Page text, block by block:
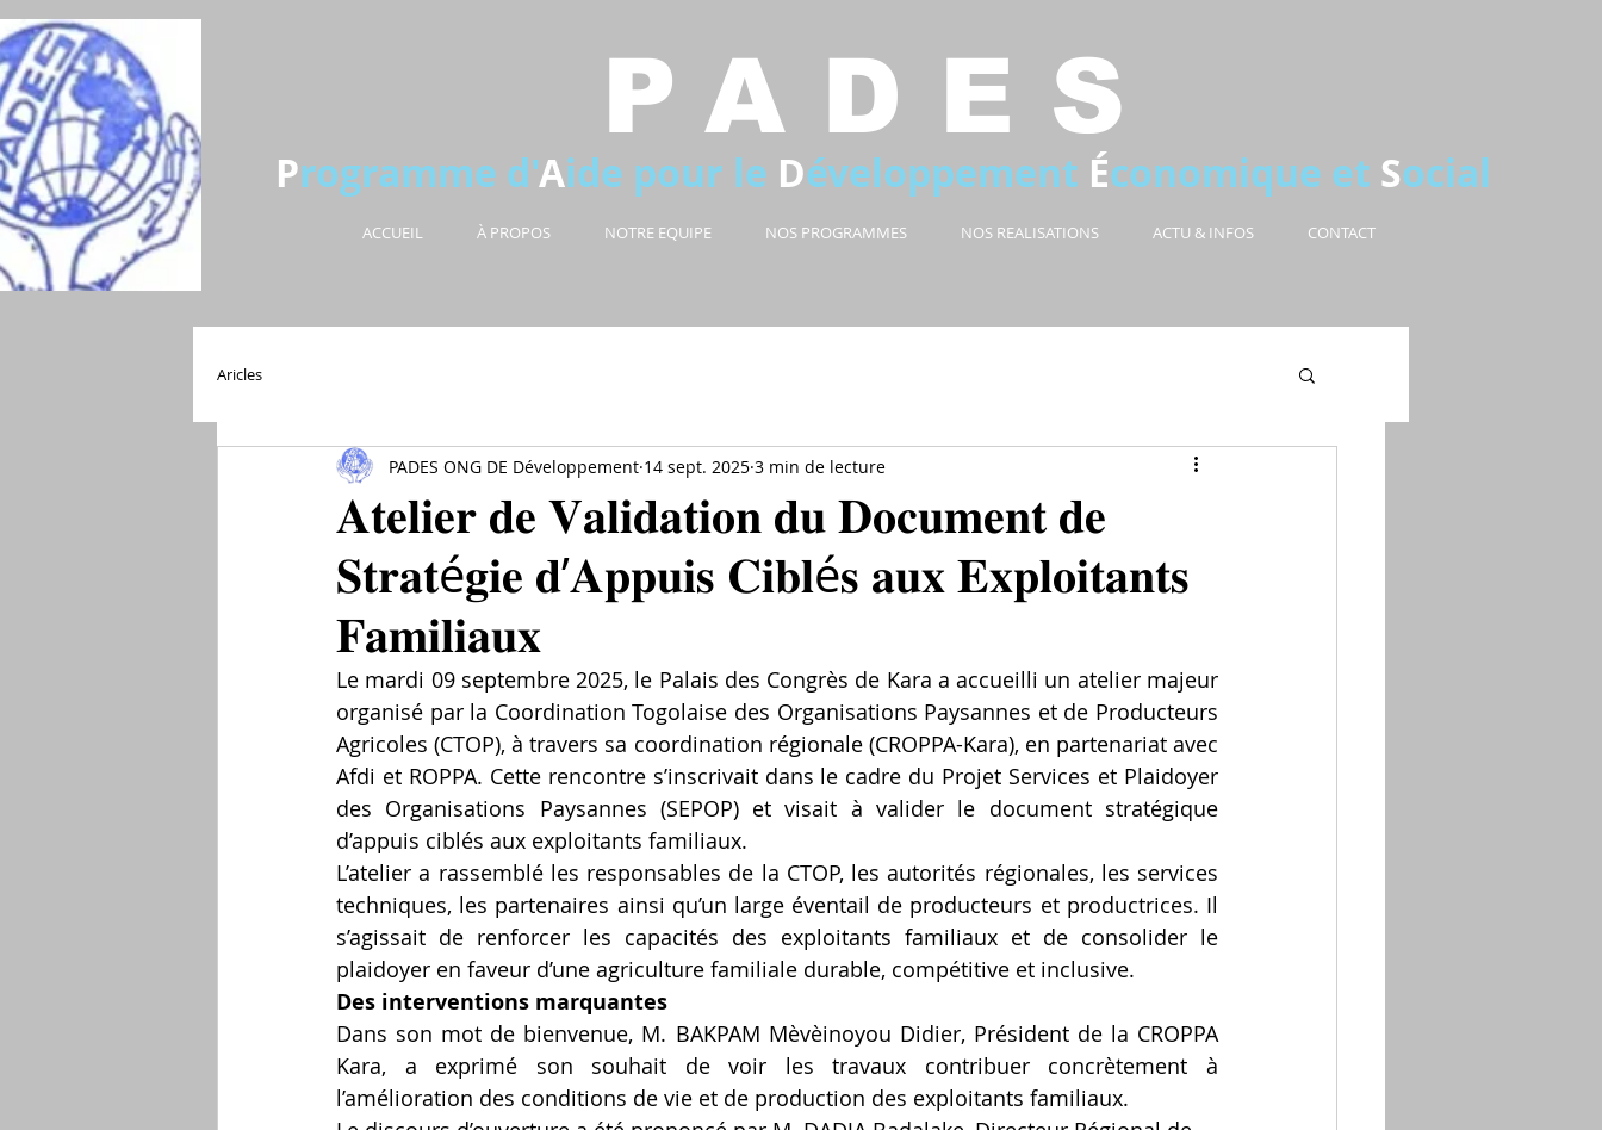
PADES
Programme d'Aide pour le Développement Économique et Social
ACCUEIL À PROPOS NOTRE EQUIPE NOS PROGRAMMES NOS REALISATIONS ACTU & INFOS CONTACT
Aricles
𝐀𝐭𝐞𝐥𝐢𝐞𝐫 𝐝𝐞 𝐕𝐚𝐥𝐢𝐝𝐚𝐭𝐢𝐨𝐧 𝐝𝐮 𝐃𝐨𝐜𝐮𝐦𝐞𝐧𝐭 𝐝𝐞
𝐒𝐭𝐫𝐚𝐭é𝐠𝐢𝐞 𝐝’𝐀𝐩𝐩𝐮𝐢𝐬 𝐂𝐢𝐛𝐥é𝐬 𝐚𝐮𝐱 𝐄𝐱𝐩𝐥𝐨𝐢𝐭𝐚𝐧𝐭𝐬
𝐅𝐚𝐦𝐢𝐥𝐢𝐚𝐮𝐱
PADES ONG DE Développement 14 sept. 2025 3 min de lecture
Le mardi 09 septembre 2025, le Palais des Congrès de Kara a accueilli un atelier majeur
organisé par la Coordination Togolaise des Organisations Paysannes et de Producteurs
Agricoles (CTOP), à travers sa coordination régionale (CROPPA-Kara), en partenariat avec
Afdi et ROPPA. Cette rencontre s’inscrivait dans le cadre du Projet Services et Plaidoyer
des Organisations Paysannes (SEPOP) et visait à valider le document stratégique
d’appuis ciblés aux exploitants familiaux.
L’atelier a rassemblé les responsables de la CTOP, les autorités régionales, les services
techniques, les partenaires ainsi qu’un large éventail de producteurs et productrices. Il
s’agissait de renforcer les capacités des exploitants familiaux et de consolider le
plaidoyer en faveur d’une agriculture familiale durable, compétitive et inclusive.
Des interventions marquantes
Dans son mot de bienvenue, M. BAKPAM Mèvèinoyou Didier, Président de la CROPPA
Kara, a exprimé son souhait de voir les travaux contribuer concrètement à
l’amélioration des conditions de vie et de production des exploitants familiaux.